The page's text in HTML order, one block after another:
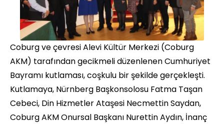
Coburg ve çevresi Alevi Kültür Merkezi (Coburg
AKM) tarafından gecikmeli düzenlenen Cumhuriyet
Bayramı kutlaması, coşkulu bir şekilde gerçekleşti.
Kutlamaya, Nürnberg Başkonsolosu Fatma Taşan
Cebeci, Din Hizmetler Ataşesi Necmettin Saydan,
Coburg AKM Onursal Başkanı Nurettin Aydın, İnanç